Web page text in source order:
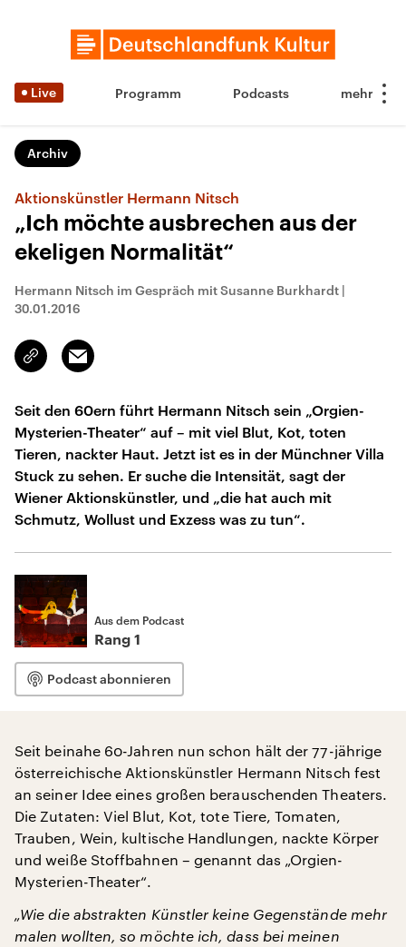
Live Programm Podcasts
Archiv
Aktionskünstler Hermann Nitsch
„Ich möchte ausbrechen aus der
ekeligen Normalität“
Hermann Nitsch im Gespräch mit Susanne Burkhardt |
30.01.2016
Link
kopieren/teilen
Email
Seit den 60ern führt Hermann Nitsch sein „Orgien-
Mysterien-Theater“ auf – mit viel Blut, Kot, toten
Tieren, nackter Haut. Jetzt ist es in der Münchner Villa
Stuck zu sehen. Er suche die Intensität, sagt der
Wiener Aktionskünstler, und „die hat auch mit
Schmutz, Wollust und Exzess was zu tun“.
Aus dem Podcast
Rang 1
Podcast abonnieren
Seit beinahe 60-Jahren nun schon hält der 77-jährige
österreichische Aktionskünstler Hermann Nitsch fest
an seiner Idee eines großen berauschenden Theaters.
Die Zutaten: Viel Blut, Kot, tote Tiere, Tomaten,
Trauben, Wein, kultische Handlungen, nackte Körper
und weiße Stoffbahnen – genannt das „Orgien-
Mysterien-Theater“.
„Wie die abstrakten Künstler keine Gegenstände mehr
malen wollten, so möchte ich, dass bei meinen